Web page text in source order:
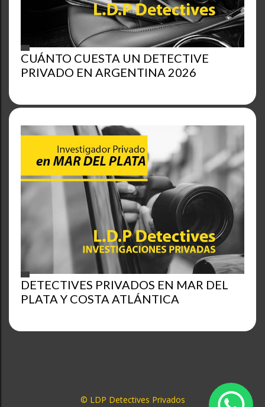
CUÁNTO CUESTA UN DETECTIVE
PRIVADO EN ARGENTINA 2026
DETECTIVES PRIVADOS EN MAR DEL
PLATA Y COSTA ATLÁNTICA
© LDP Detectives Privados